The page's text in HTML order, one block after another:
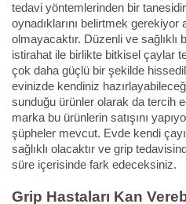
tedavi yöntemlerinden bir
oynadıklarını belirtmek
olmayacaktır. Düzenli ve
istirahat ile birlikte bitkisel çaylar
çok daha güçlü bir şekilde
evinizde kendiniz
sunduğu ürünler olarak da tercih
marka bu ürünlerin satışını
şüpheler mevcut. Evde kendi
sağlıklı olacaktır ve grip
süre içerisinde fark edeceksiniz.
Grip Hastaları Kan